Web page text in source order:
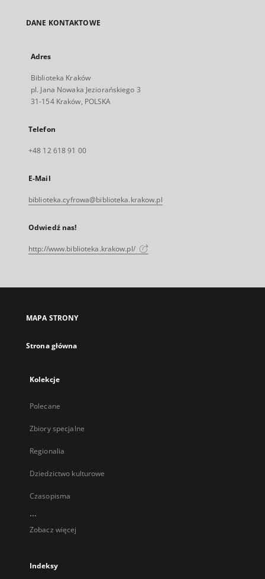
DANE KONTAKTOWE
Adres
Biblioteka Kraków
pl. Jana Nowaka Jeziorańskiego 3
31-154 Kraków, POLSKA
Telefon
+48 12 618 91 00
E-Mail
biblioteka.cyfrowa@biblioteka.krakow.pl
Odwiedź nas!
http://www.biblioteka.krakow.pl/
MAPA STRONY
Strona główna
Kolekcje
Polecane
Zbiory specjalne
Regionalia
Dziedzictwo kulturowe
Czasopisma
...
Zobacz więcej
Indeksy